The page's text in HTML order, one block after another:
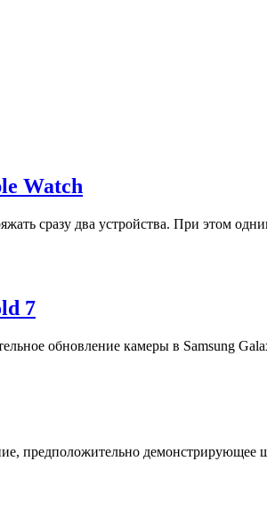
Watch
сразу два устройства. При этом
7
обновление камеры в Samsung
предположительно демонстрирующее